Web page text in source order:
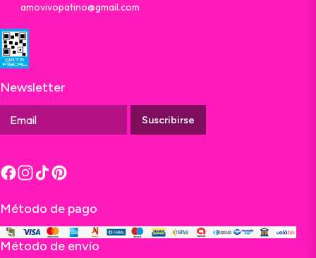
amovivopatino@gmail.com
Newsletter
Suscribirse
Método de pago
Método de envío